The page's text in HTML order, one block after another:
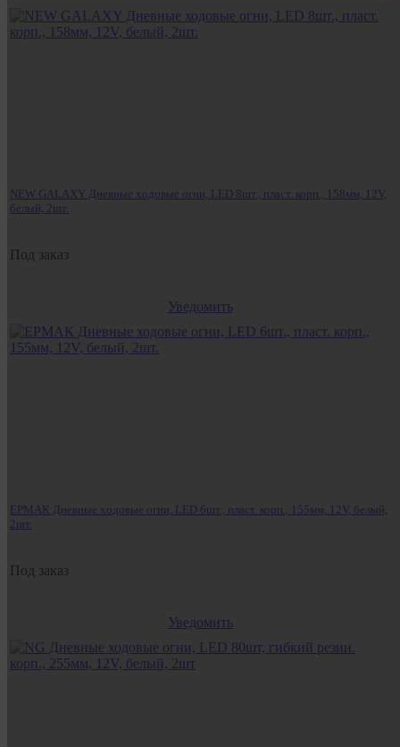
NEW GALAXY Дневные ходовые огни, LED 8шт., пласт. корп., 158мм, 12V,
белый, 2шт.
Под заказ
Уведомить
ЕРМАК Дневные ходовые огни, LED 6шт., пласт. корп., 155мм, 12V, белый,
2шт.
Под заказ
Уведомить